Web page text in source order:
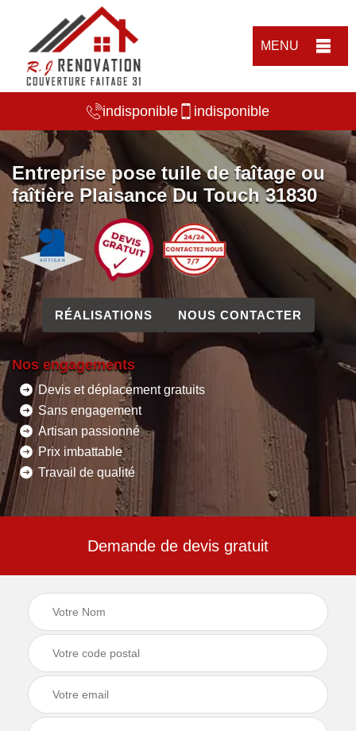
MENU
indisponible indisponible
Entreprise pose tuile de faîtage ou
faîtière Plaisance Du Touch 31830
RÉALISATIONS NOUS CONTACTER
Nos engagements
Devis et déplacement gratuits
Sans engagement
Artisan passionné
Prix imbattable
Travail de qualité
Demande de devis gratuit